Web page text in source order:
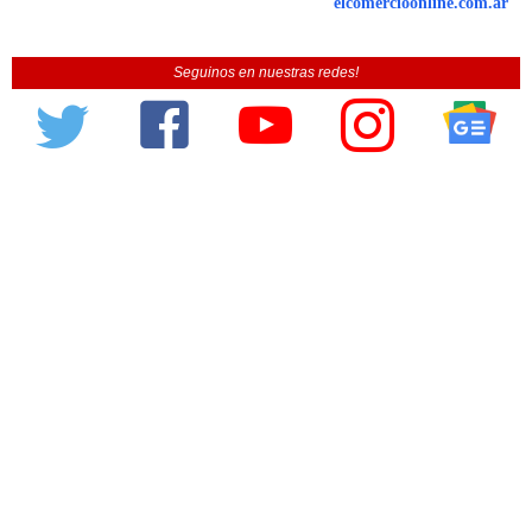
Seguinos en nuestras redes!